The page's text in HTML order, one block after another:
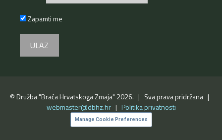
Zapamti me
© Družba "Braća Hrvatskoga Zmaja" 2026. | Sva prava pridržana |
webmaster@dbhz.hr| Politika privatnosti
Manage Cookie Preferences